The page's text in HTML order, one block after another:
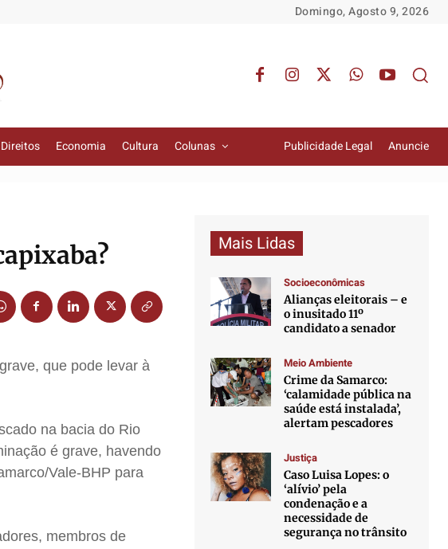
Domingo, Agosto 9, 2026
Direitos Economia Cultura Colunas Publicidade Legal Anuncie
que pode levar à
na bacia do Rio
é grave, havendo
Vale-BHP para
membros de
Mais Lidas
Socioeconômicas
Alianças eleitorais – e
o inusitado 11º
candidato a senador
Meio Ambiente
Crime da Samarco:
‘calamidade pública na
saúde está instalada’,
alertam pescadores
Justiça
Caso Luisa Lopes: o
‘alívio’ pela
condenação e a
necessidade de
segurança no trânsito